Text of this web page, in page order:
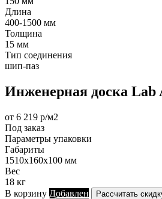
Длина
400-1500 мм
Толщина
15 мм
Тип соединения
шип-паз
Инженерная доска Lab
от 6 219 р/м2
Под заказ
Параметры упаковки
Габариты
1510х160х100 мм
Вес
18 кг
В корзину Добавлен Рассчитать